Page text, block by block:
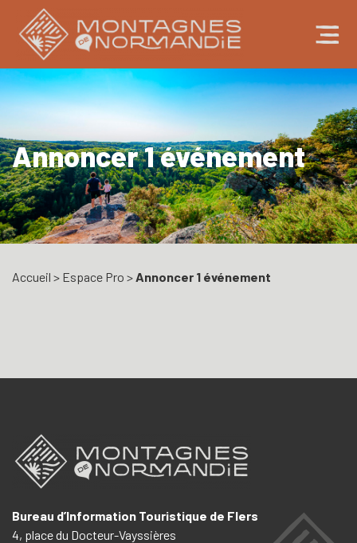
Annoncer 1 événement
Accueil > Espace Pro > Annoncer 1 événement
Bureau d’Information Touristique de Flers
4, place du Docteur-Vayssières